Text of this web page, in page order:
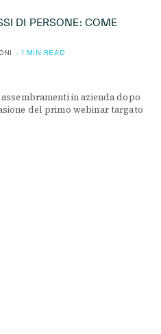
DI PERSONE: COME
1 MIN READ
in azienda dopo
del primo webinar targato